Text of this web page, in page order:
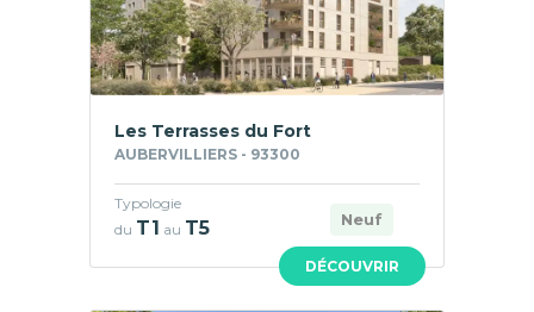
DÉCOUVRIR
Les Terrasses du Fort
AUBERVILLIERS - 93300
Neuf
Typologie
du T1 au T5